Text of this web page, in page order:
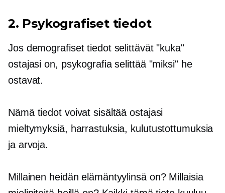
2. Psykografiset tiedot
Jos demografiset tiedot selittävät "kuka"
ostajasi on, psykografia selittää "miksi" he
ostavat.
Nämä tiedot voivat sisältää ostajasi
mieltymyksiä, harrastuksia, kulutustottumuksia
ja arvoja.
Millainen heidän elämäntyylinsä on? Millaisia ​​